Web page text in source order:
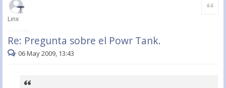
Linx
Re: Pregunta sobre el Powr Tank.
Citar
06 May 2009, 13:43